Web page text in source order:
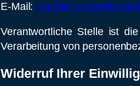
E-Mail:
Verantwortliche Stelle ist
Verarbeitung von
Widerruf Ihrer